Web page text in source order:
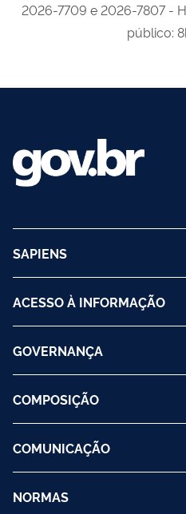
2026-7709 e 2026-7807 -
público:
SAPIENS
ACESSO À INFORMAÇÃO
GOVERNANÇA
COMPOSIÇÃO
COMUNICAÇÃO
NORMAS